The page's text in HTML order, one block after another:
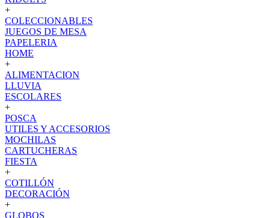
+
COLECCIONABLES
JUEGOS DE MESA
PAPELERIA
HOME
+
ALIMENTACION
LLUVIA
ESCOLARES
+
POSCA
UTILES Y ACCESORIOS
MOCHILAS
CARTUCHERAS
FIESTA
+
COTILLÓN
DECORACIÓN
+
GLOBOS